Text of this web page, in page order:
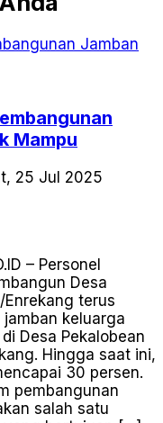
Mampu
25 Jul 2025
– Personel
Desa
Enrekang terus
keluarga
Desa Pekalobean
Hingga saat ini,
30 persen.
pembangunan
salah satu